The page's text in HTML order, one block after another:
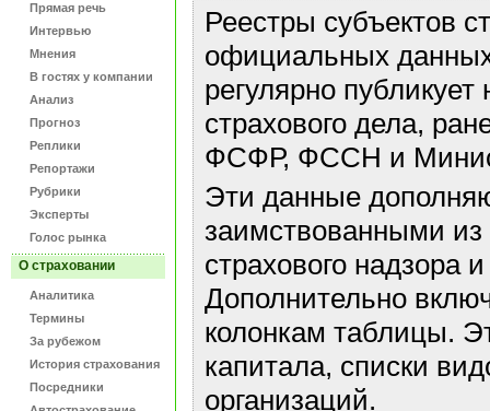
Прямая речь
Интервью
Мнения
В гостях у компании
Анализ
Прогноз
Реплики
Репортажи
Рубрики
Эксперты
Голос рынка
О страховании
Аналитика
Термины
За рубежом
История страхования
Посредники
Реестры субъектов
официальных данных
регулярно
страхового дела,
ФСФР, ФССН и
Эти данные
заимствованными
страхового надзора
Дополнительно
колонкам таблицы.
капитала, списки
организаций.